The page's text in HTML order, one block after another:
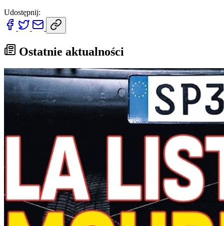
Udostępnij:
Ostatnie aktualności